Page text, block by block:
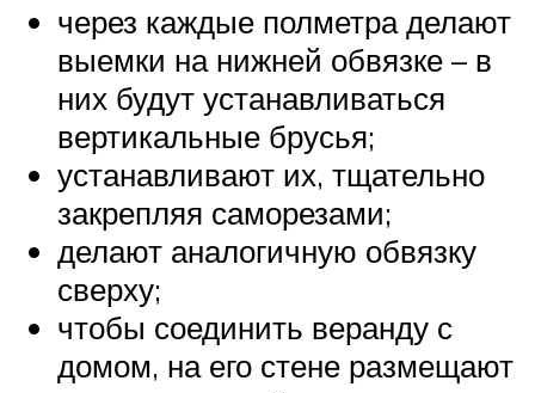
через каждые полметра делают
выемки на нижней обвязке – в
них будут устанавливаться
вертикальные брусья;
устанавливают их, тщательно
закрепляя саморезами;
делают аналогичную обвязку
сверху;
чтобы соединить веранду с
домом, на его стене размещают